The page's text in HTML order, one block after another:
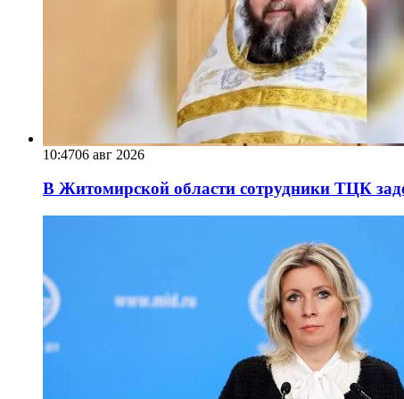
10:4706 авг 2026
В Житомирской области сотрудники ТЦК